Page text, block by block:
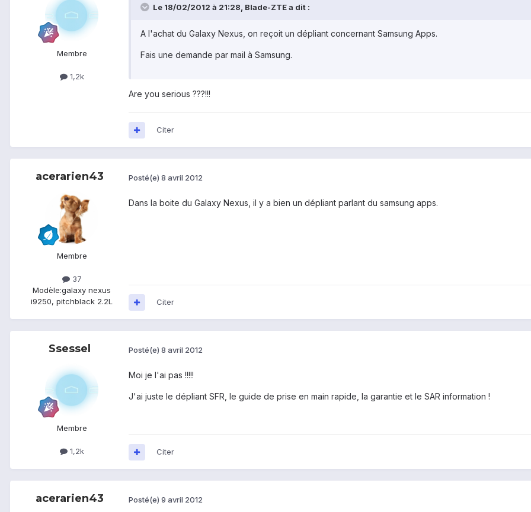
Membre
1,2k
Le 18/02/2012 à 21:28, Blade-ZTE a dit :
A l'achat du Galaxy Nexus, on reçoit un dépliant concernant Samsung Apps.
Fais une demande par mail à Samsung.
Are you serious ???!!!
Citer
acerarien43
Membre
37
Modèle:galaxy nexus
i9250, pitchblack 2.2L
Posté(e) 8 avril 2012
Dans la boite du Galaxy Nexus, il y a bien un dépliant parlant du samsung apps.
Citer
Ssessel
Membre
1,2k
Posté(e) 8 avril 2012
Moi je l'ai pas !!!!!
J'ai juste le dépliant SFR, le guide de prise en main rapide, la garantie et le SAR information !
Citer
acerarien43 Posté(e) 9 avril 2012